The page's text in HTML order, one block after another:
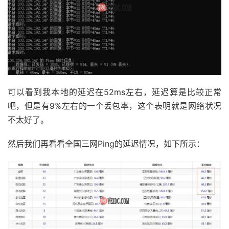
可以看到我本地的延迟在52ms左右，延迟算是比较正常
吧，但是有9%左右的一个丢包率，这个表明就是网络状况
不太好了。
然后我们再看看全国三网Ping的延迟情况，如下所示：